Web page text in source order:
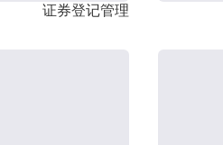
证券登记管理